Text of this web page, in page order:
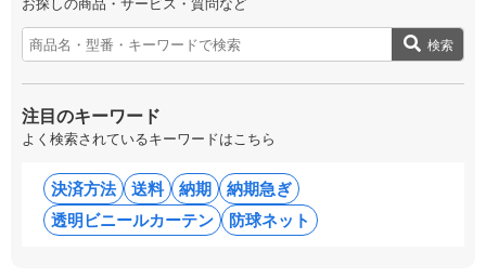
お探しの商品・サービス・質問など
検索
注目のキーワード
よく検索されているキーワードはこちら
決済方法 送料 納期
納期急ぎ
透明ビニールカーテン
防球ネット